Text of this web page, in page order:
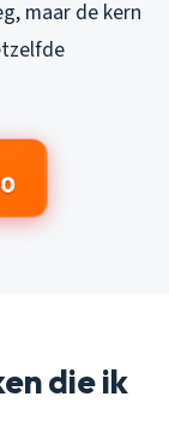
maar de kern
die ik